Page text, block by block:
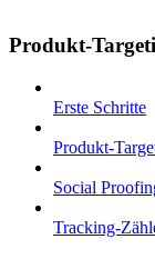
Produkt-
Erste Schritte
Produkt-
Social
Tracking-